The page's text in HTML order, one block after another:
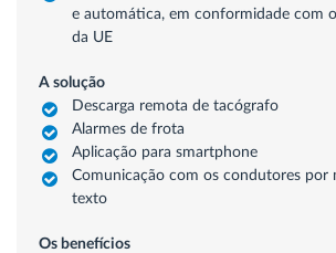
e automática, em conformidade com
da UE
A solução
Descarga remota de tacógrafo
Alarmes de frota
Aplicação para smartphone
Comunicação com os condutores por
texto
Os benefícios